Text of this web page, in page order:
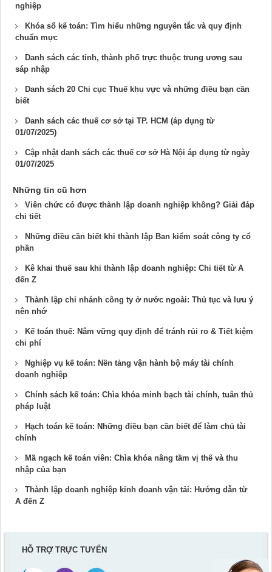
nghiệp
Khóa sổ kế toán: Tìm hiểu những nguyên tắc và quy định
chuẩn mực
Danh sách các tỉnh, thành phố trực thuộc trung ương sau
sáp nhập
Danh sách 20 Chi cục Thuế khu vực và những điều bạn cần
biết
Danh sách các thuế cơ sở tại TP. HCM (áp dụng từ
01/07/2025)
Cập nhật danh sách các thuế cơ sở Hà Nội áp dụng từ ngày
01/07/2025
Những tin cũ hơn
Viên chức có được thành lập doanh nghiệp không? Giải đáp
chi tiết
Những điều cần biết khi thành lập Ban kiểm soát công ty cổ
phần
Kê khai thuế sau khi thành lập doanh nghiệp: Chi tiết từ A
đến Z
Thành lập chi nhánh công ty ở nước ngoài: Thủ tục và lưu ý
nên nhớ
Kế toán thuế: Nắm vững quy định để tránh rủi ro & Tiết kiệm
chi phí
Nghiệp vụ kế toán: Nền tảng vận hành bộ máy tài chính
doanh nghiệp
Chính sách kế toán: Chìa khóa minh bạch tài chính, tuân thủ
pháp luật
Hạch toán kế toán: Những điều bạn cần biết để làm chủ tài
chính
Mã ngạch kế toán viên: Chìa khóa nâng tầm vị thế và thu
nhập của bạn
Thành lập doanh nghiệp kinh doanh vận tải: Hướng dẫn từ
A đến Z
HỖ TRỢ TRỰC TUYẾN